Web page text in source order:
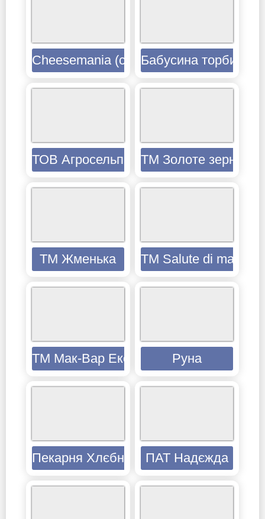
Cheesemania (сири)Бабусина торбинка
ТОВ АгросельпромТМ Золоте зерно
ТМ Жменька TM Salute di mare
ТМ Мак-Вар ЕкопродуктРуна
Пекарня ХлєбніковПАТ Надєжда